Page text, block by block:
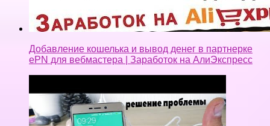
Добавление кошелька и вывод денег в партнерке
ePN для вебмастера | Заработок на АлиЭкспресс